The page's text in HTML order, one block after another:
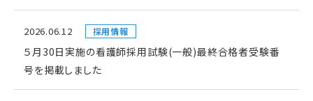
2026.06.12 採用情報
５月30日実施の看護師採用試験(一般)最終合格者受験番
号を掲載しました